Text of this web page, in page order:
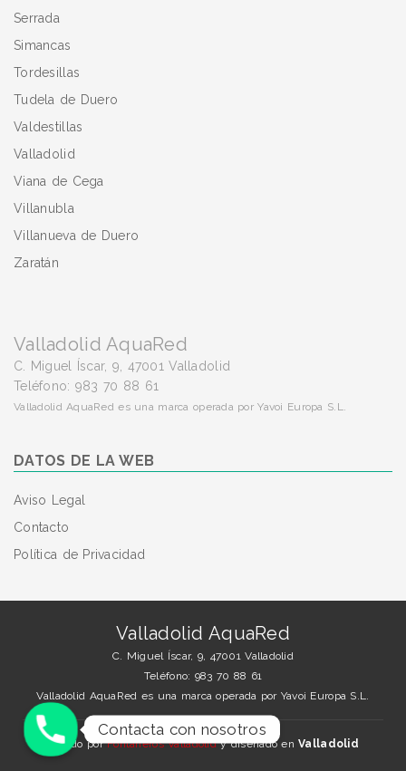
Serrada
Simancas
Tordesillas
Tudela de Duero
Valdestillas
Valladolid
Viana de Cega
Villanubla
Villanueva de Duero
Zaratán
Valladolid AquaRed
C. Miguel Íscar, 9, 47001 Valladolid
Teléfono: 983 70 88 61
Valladolid AquaRed es una marca operada por Yavoi Europa S.L.
DATOS DE LA WEB
Aviso Legal
Contacto
Política de Privacidad
Valladolid AquaRed
C. Miguel Íscar, 9, 47001 Valladolid
Teléfono: 983 70 88 61
Valladolid AquaRed es una marca operada por Yavoi Europa S.L.
Creado porFontaneros Valladolidy diseñado enValladolid
Contacta con nosotros